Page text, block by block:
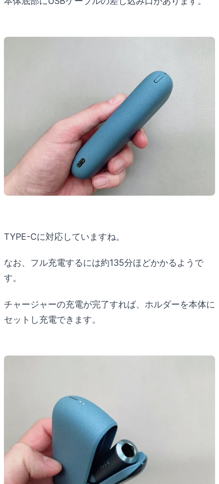
TYPE-Cに対応していますね。
なお、フル充電するには約135分ほどかかるようで
す。
チャージャーの充電が完了すれば、ホルダーを本体に
セットし充電できます。